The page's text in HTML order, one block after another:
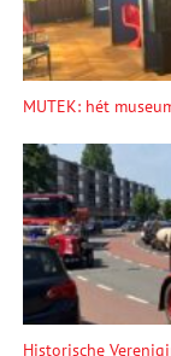
MUTEK: hét
Historische